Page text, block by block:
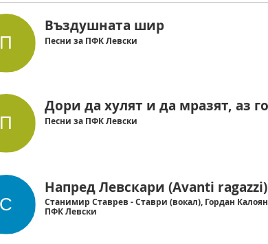
Въздушната шир
Песни за ПФК Левски
Дори да хулят и да мразят, аз
Песни за ПФК Левски
Напред Левскари (Avanti ragazzi)
Станимир Ставрев - Ставри (вокал), Гордан
ПФК Левски